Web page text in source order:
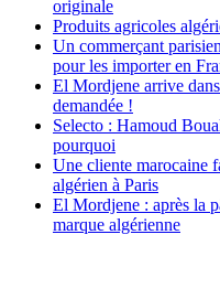
originale
Produits agricoles
Un commerçant
pour les importer en
El Mordjene arrive
demandée !
Selecto : Hamoud
pourquoi
Une cliente marocaine
algérien à Paris
El Mordjene : après la
marque algérienne